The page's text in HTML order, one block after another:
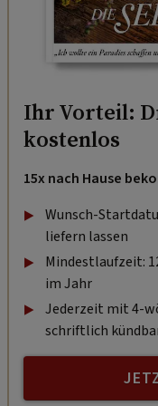
Ihr Vorteil:
kostenlos
15x nach Hause
Wunsch-
liefern lassen
Mindestlaufzeit:
im Jahr
Jederzeit mit 4-
schriftlich